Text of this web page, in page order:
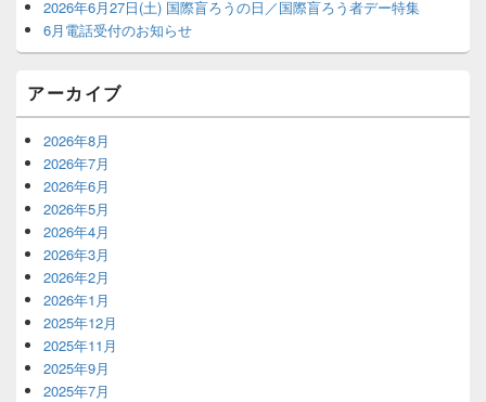
ェ
ッ
ト
リ
ア
2026年6月27日(土) 国際盲ろうの日／国際盲ろう者デー特集
6月電話受付のお知らせ
アーカイブ
2026年8月
2026年7月
2026年6月
2026年5月
2026年4月
2026年3月
2026年2月
2026年1月
2025年12月
2025年11月
2025年9月
2025年7月